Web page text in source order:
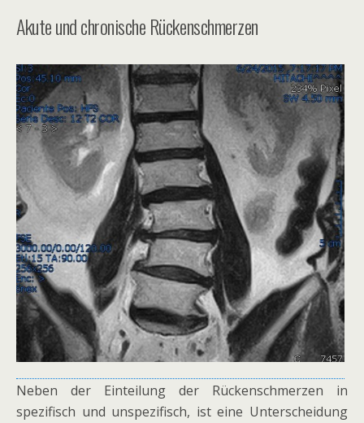
Akute und chronische Rückenschmerzen
Neben der Einteilung der Rückenschmerzen in
spezifisch und unspezifisch, ist eine Unterscheidung